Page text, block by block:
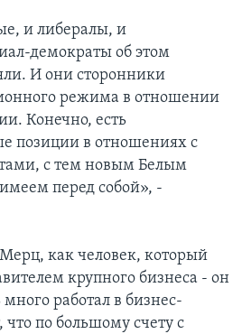
и либералы, и
демократы об этом
И они сторонники
режима в отношении
Конечно, есть
позиции в отношениях с
с тем новым Белым
перед собой», -
как человек, который
крупного бизнеса - он
работал в бизнес-
что по большому счету с